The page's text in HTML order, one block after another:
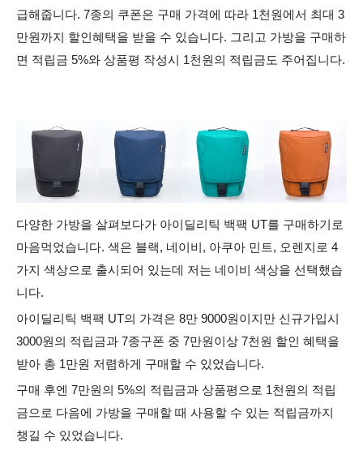
급해줍니다. 7종의 쿠폰은 구매 가격에 따라 1천원에서 최대 3
만원까지 할인혜택을 받을 수 있습니다. 그리고 가방을 구매하
면 적립금 5%와 상품평 작성시 1천원의 적립금도 주어집니다.
다양한 가방을 살펴보다가 아이딜리틱 백팩 UT를 구매하기로
마음먹었습니다. 색은 블랙, 네이비, 아쿠아 민트, 오렌지로 4
가지 색상으로 출시되어 있는데 저는 네이비 색상을 선택했습
니다.
아이딜리틱 백팩 UT의 가격은 8만 9000원이지만 신규가입시
3000원의 적립금과 7종구폰 중 7만원이상 7천원 할인 혜택을
받아 총 1만원 저렴하게 구매할 수 있었습니다.
구매 후엔 7만원의 5%의 적립금과 상품평으로 1천원의 적립
금으로 다음에 가방을 구매할 때 사용할 수 있는 적립금까지
챙길 수 있었습니다.